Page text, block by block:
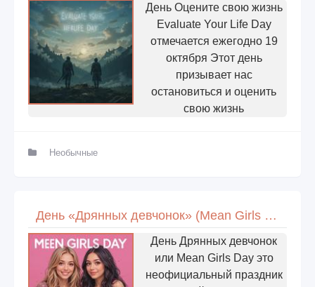
День Оцените свою жизнь
Evaluate Your Life Day
отмечается ежегодно 19
октября Этот день
призывает нас
остановиться и оценить
свою жизнь
Необычные
День «Дрянных девчонок» (Mean Girls Day)
День Дрянных девчонок
или Mean Girls Day это
неофициальный праздник